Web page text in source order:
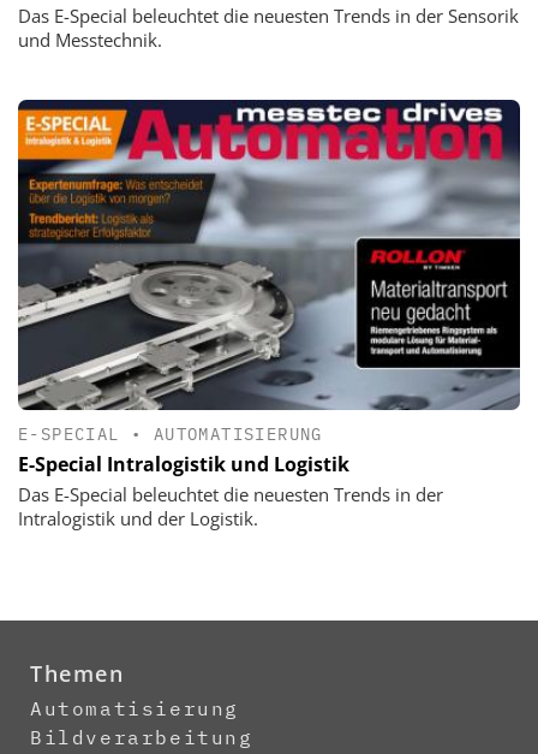
Das E-Special beleuchtet die neuesten Trends in der Sensorik
und Messtechnik.
E-SPECIAL • AUTOMATISIERUNG
E-Special Intralogistik und Logistik
Das E-Special beleuchtet die neuesten Trends in der
Intralogistik und der Logistik.
Themen
Automatisierung
Bildverarbeitung